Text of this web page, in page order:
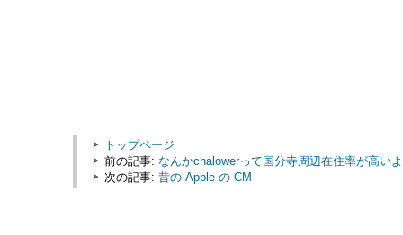
トップページ
前の記事: なんかchalowerって国分寺周辺在住率が高い
次の記事: 昔の Apple の CM